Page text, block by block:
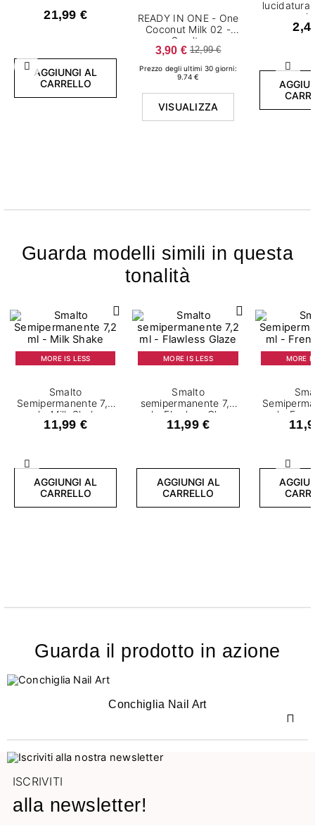
Precedente
21,99 €
AGGIUNGI AL
CARRELLO
READY IN ONE - One
Coconut Milk 02 -
Smalto
semipermanente 7,2
ml
3,90 € 12,99 €
Prezzo degli ultimi 30 giorni:
9.74 €
VISUALIZZA
lucidatura
Guarda modelli simili in questa
tonalità
Precedente
MORE IS LESS
Smalto
Semipermanente 7,2
ml - Milk Shake
11,99 €
AGGIUNGI AL
CARRELLO
MORE IS LESS
Smalto
semipermanente 7,2
ml - Flawless Glaze
11,99 €
AGGIUNGI AL
CARRELLO
MORE
ml -
Guarda il prodotto in azione
Conchiglia Nail Art
ISCRIVITI
alla newsletter!